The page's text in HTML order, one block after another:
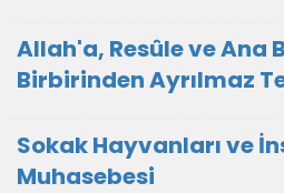
Allah'a, Resûle ve Ana
Birbirinden Ayrılmaz
Sokak Hayvanları ve
Muhasebesi